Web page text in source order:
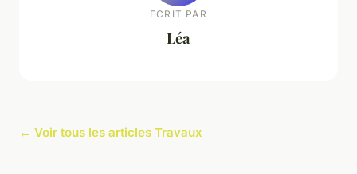
ECRIT PAR
Léa
← Voir tous les articles Travaux